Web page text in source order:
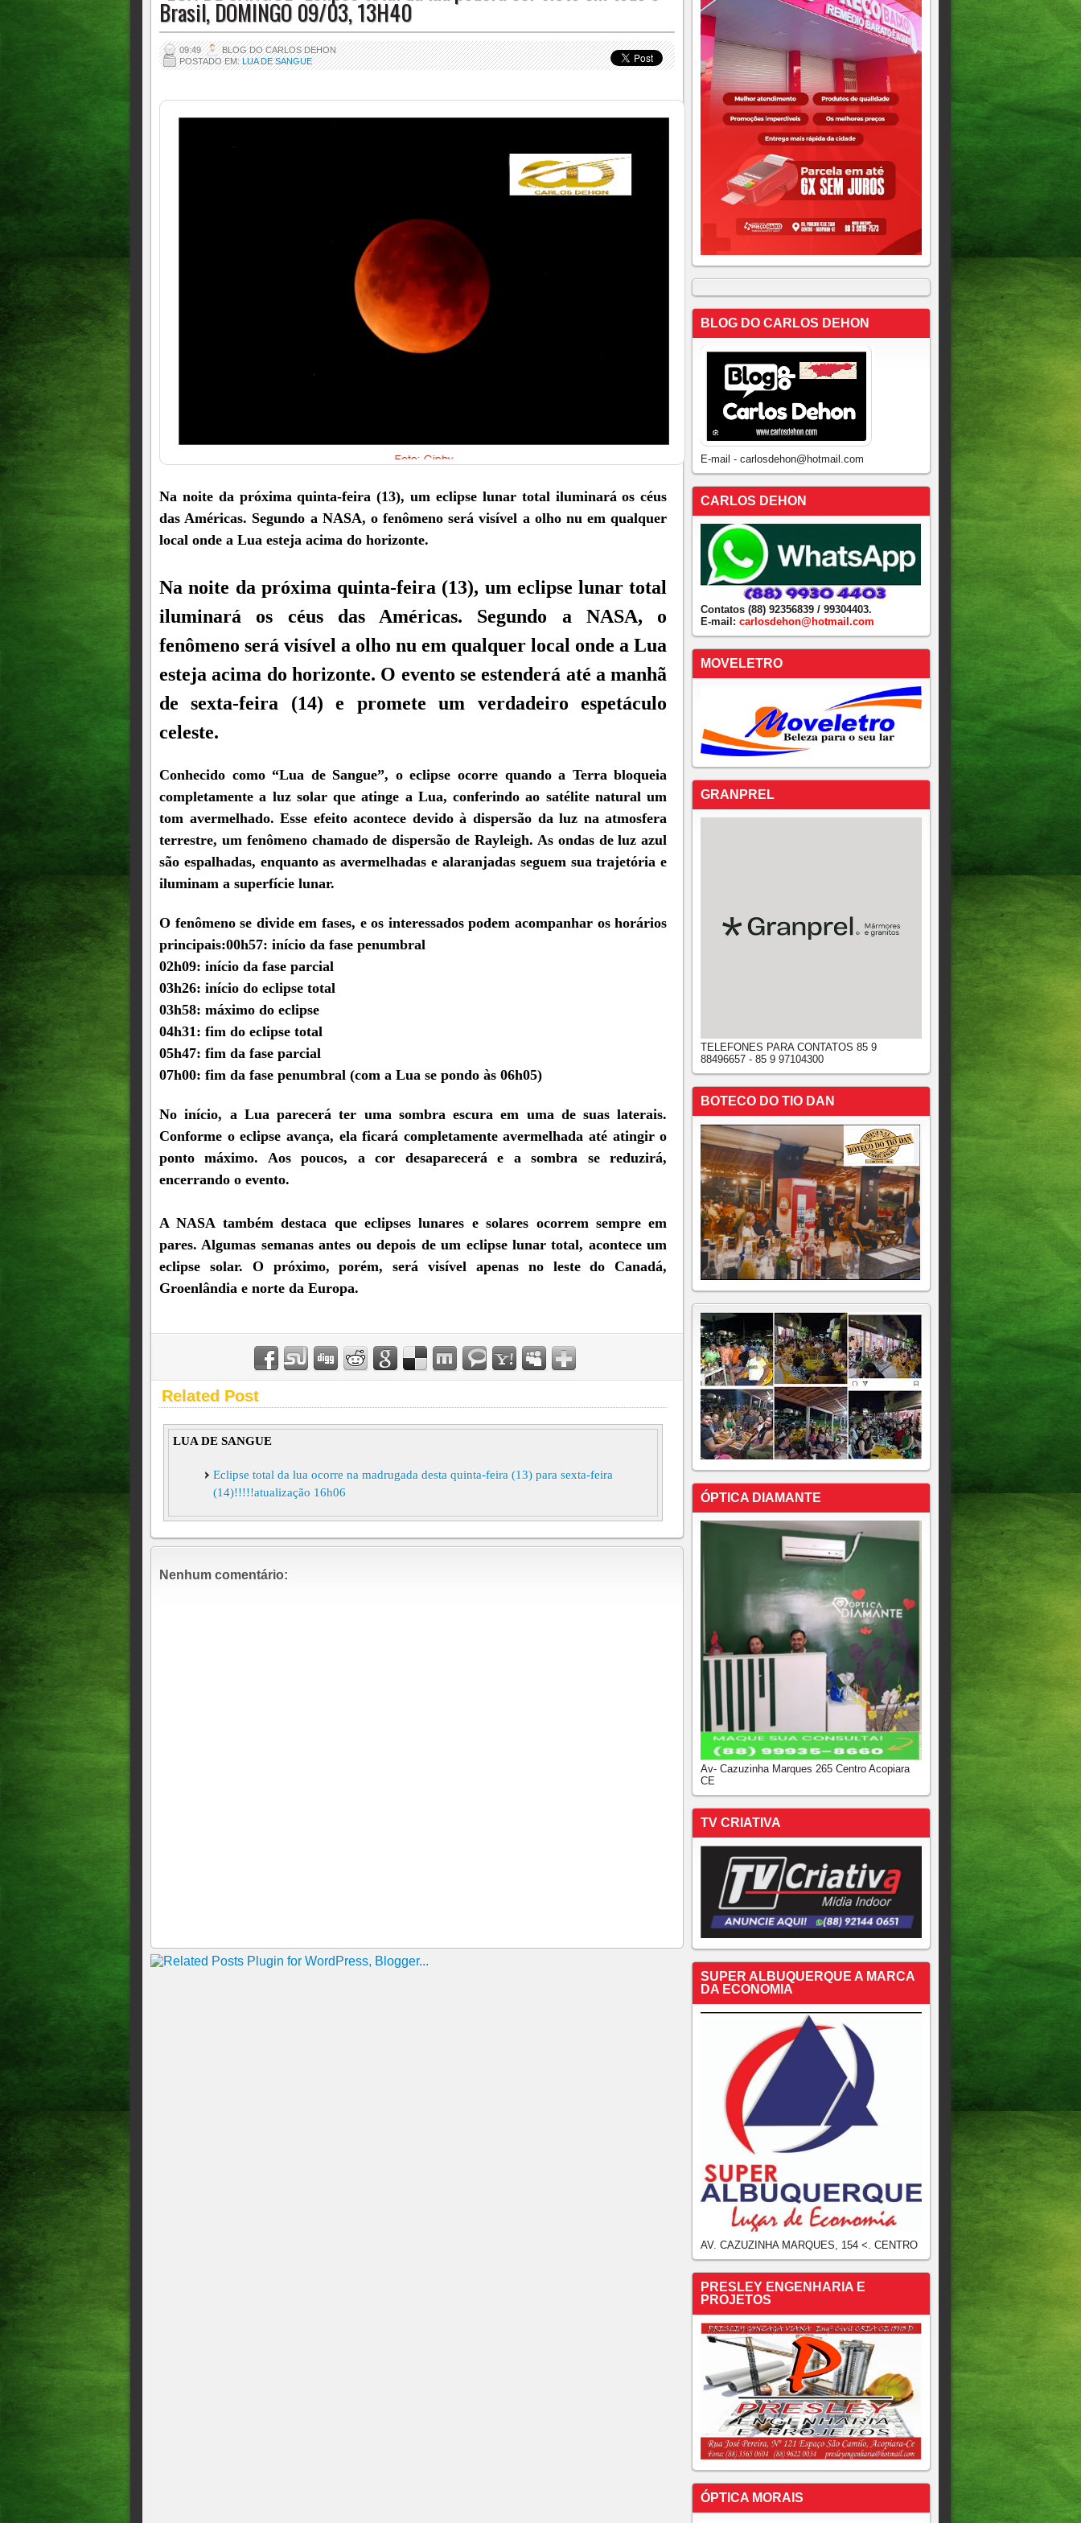
Brasil, DOMINGO 09/03, 13H40
09:49
BLOG DO CARLOS DEHON
POSTADO EM:LUA DE SANGUE
Na noite da próxima quinta-feira (13), um eclipse lunar total iluminará os céus
das Américas. Segundo a NASA, o fenômeno será visível a olho nu em qualquer
local onde a Lua esteja acima do horizonte.
Na noite da próxima quinta-feira (13), um eclipse lunar total
iluminará os céus das Américas. Segundo a NASA, o
fenômeno será visível a olho nu em qualquer local onde a Lua
esteja acima do horizonte. O evento se estenderá até a manhã
de sexta-feira (14) e promete um verdadeiro espetáculo
celeste.
Conhecido como “Lua de Sangue”, o eclipse ocorre quando a Terra bloqueia
completamente a luz solar que atinge a Lua, conferindo ao satélite natural um
tom avermelhado. Esse efeito acontece devido à dispersão da luz na atmosfera
terrestre, um fenômeno chamado de dispersão de Rayleigh. As ondas de luz azul
são espalhadas, enquanto as avermelhadas e alaranjadas seguem sua trajetória e
iluminam a superfície lunar.
O fenômeno se divide em fases, e os interessados podem acompanhar os horários
principais:00h57: início da fase penumbral
02h09: início da fase parcial
03h26: início do eclipse total
03h58: máximo do eclipse
04h31: fim do eclipse total
05h47: fim da fase parcial
07h00: fim da fase penumbral (com a Lua se pondo às 06h05)
No início, a Lua parecerá ter uma sombra escura em uma de suas laterais.
Conforme o eclipse avança, ela ficará completamente avermelhada até atingir o
ponto máximo. Aos poucos, a cor desaparecerá e a sombra se reduzirá,
encerrando o evento.
A NASA também destaca que eclipses lunares e solares ocorrem sempre em
pares. Algumas semanas antes ou depois de um eclipse lunar total, acontece um
eclipse solar. O próximo, porém, será visível apenas no leste do Canadá,
Groenlândia e norte da Europa.
Related Post
LUA DE SANGUE
Eclipse total da lua ocorre na madrugada desta quinta-feira (13) para sexta-feira
(14)!!!!!atualização 16h06
Nenhum comentário:
BLOG DO CARLOS DEHON
E-mail - carlosdehon@hotmail.com
CARLOS DEHON
Contatos (88) 92356839 / 99304403.
E-mail: carlosdehon@hotmail.com
MOVELETRO
GRANPREL
TELEFONES PARA CONTATOS 85 9
88496657 - 85 9 97104300
BOTECO DO TIO DAN
ÓPTICA DIAMANTE
Av- Cazuzinha Marques 265 Centro Acopiara
CE
TV CRIATIVA
SUPER ALBUQUERQUE A MARCA
DA ECONOMIA
AV. CAZUZINHA MARQUES, 154 <. CENTRO
PRESLEY ENGENHARIA E
PROJETOS
ÓPTICA MORAIS